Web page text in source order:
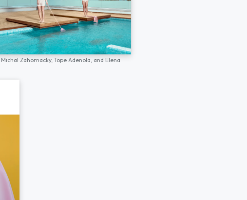
Michal Zahornacky, Tope Adenola, and Elena